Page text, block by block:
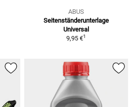
ABUS
Seitenständerunterlage
Universal
9,95 €1